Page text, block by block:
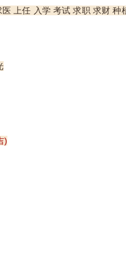
上任 入学 考试 求职 求财 种
)